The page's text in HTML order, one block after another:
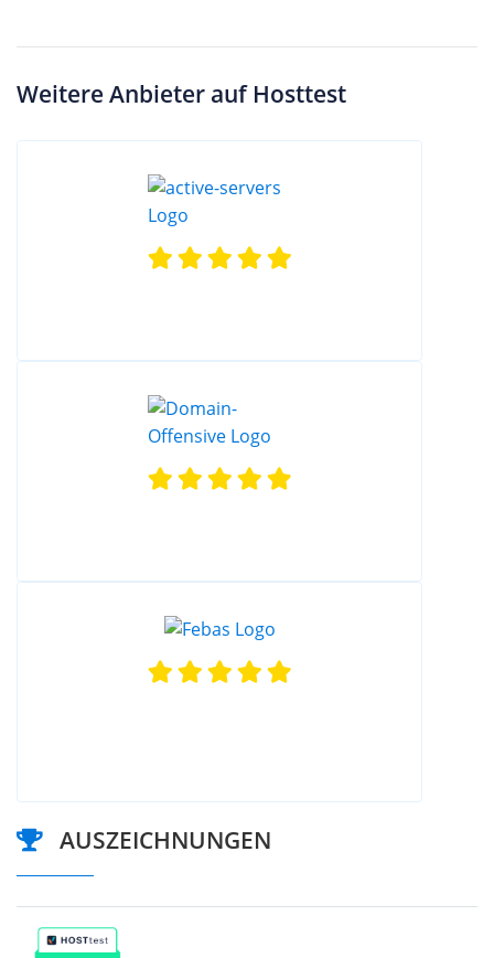
Weitere Anbieter auf Hosttest
AUSZEICHNUNGEN